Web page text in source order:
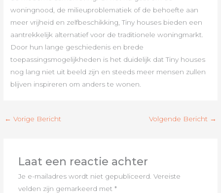
woningnood, de milieuproblematiek of de behoefte aan
meer vrijheid en zelfbeschikking, Tiny houses bieden een
aantrekkelijk alternatief voor de traditionele woningmarkt.
Door hun lange geschiedenis en brede
toepassingsmogelijkheden is het duidelijk dat Tiny houses
nog lang niet uit beeld zijn en steeds meer mensen zullen
blijven inspireren om anders te wonen.
← Vorige Bericht Volgende Bericht →
Laat een reactie achter
Je e-mailadres wordt niet gepubliceerd. Vereiste
velden zijn gemarkeerd met *